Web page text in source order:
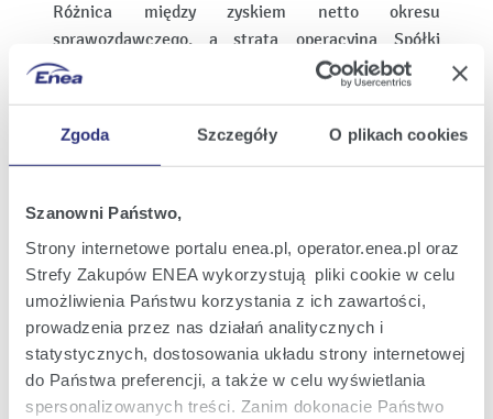
Zgoda Szczegóły O plikach cookies
Szanowni Państwo,
Strony internetowe portalu enea.pl, operator.enea.pl oraz
Strefy Zakupów ENEA wykorzystują pliki cookie w celu
umożliwienia Państwu korzystania z ich zawartości,
prowadzenia przez nas działań analitycznych i
statystycznych, dostosowania układu strony internetowej
do Państwa preferencji, a także w celu wyświetlania
spersonalizowanych treści. Zanim dokonacie Państwo
Różnica między zyskiem netto okresu
sprawozdawczego, a stratą operacyjną Spółki
wynika przede wszystkim z przychodów z tytułu
dywidend wypłaconych przez spółki zależne.
Ponadto Emitent zwraca uwagę, iż w
zaprezentowanych wynikach finansowych Grupy
został uwzględniony wpływ skutków Ustawy z dnia
28 grudnia 2018 roku o zmianie ustawy o podatku
akcyzowym oraz niektórych innych ustaw z
późniejszymi zmianami.
Wstępne wyniki uwzględniają wpływ odpisów
aktualizujących wartość udziałów spółki
Elektrownia Ostrołęka sp. z o.o. (Elektrownia